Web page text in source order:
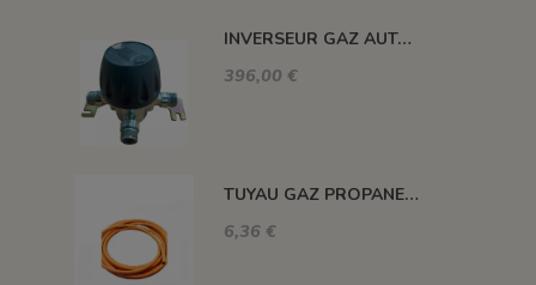
INVERSEUR GAZ AUTOMATIQUE 12kg/h 1.5 BAR M-M 20X150
396,00 €
TUYAU GAZ PROPANE 20 BARS MAXI. DIAM. 8MM LE ML
6,36 €